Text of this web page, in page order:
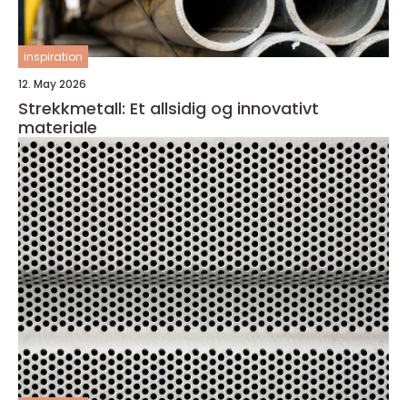
inspiration
12. May 2026
Strekkmetall: Et allsidig og innovativt
materiale